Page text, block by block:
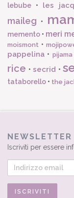
lebube • les
maileg •
memento • meri
moismont •
pappelina • pijama
rice •secrid •
tataborello • the
NEWSLETTER
Iscriviti per essere